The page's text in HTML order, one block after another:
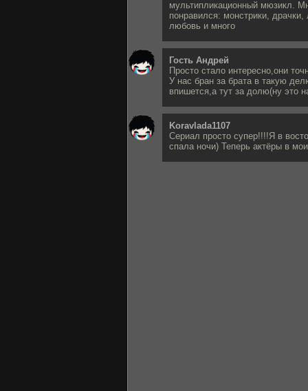
мультипликационный мюзикл.
понравился: монстрики, драчки,
любовь и много
Гость Андрей
Просто стало интересно,они
У нас бран за брата в такую
впишется,а тут за долю(ну это
Koravlada1107
Сериал просто супер!!!!Я в
спала ночи) Теперь актёры в